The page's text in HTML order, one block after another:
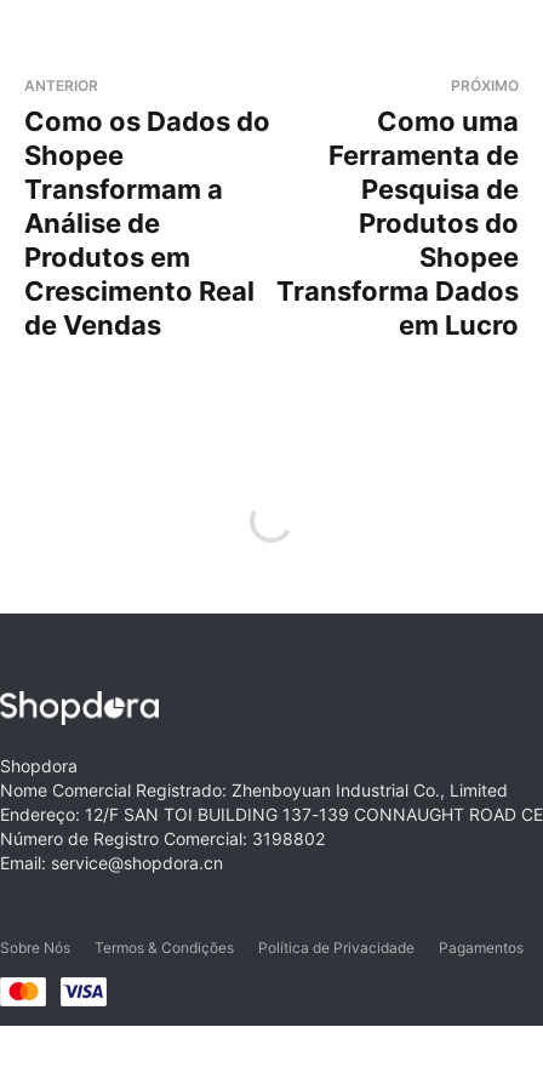
ANTERIOR
Como os Dados do
Shopee
Transformam a
Análise de
Produtos em
Crescimento Real
de Vendas
PRÓXIMO
Como uma
Ferramenta de
Pesquisa de
Produtos do
Shopee
Transforma Dados
em Lucro
Shopdora
Nome Comercial Registrado: Zhenboyuan Industrial Co., Limited
Endereço: 12/F SAN TOI BUILDING 137-139 CONNAUGHT ROAD
Número de Registro Comercial: 3198802
Email: service@shopdora.cn
Sobre Nós Termos & Condições Política de Privacidade Pagamentos